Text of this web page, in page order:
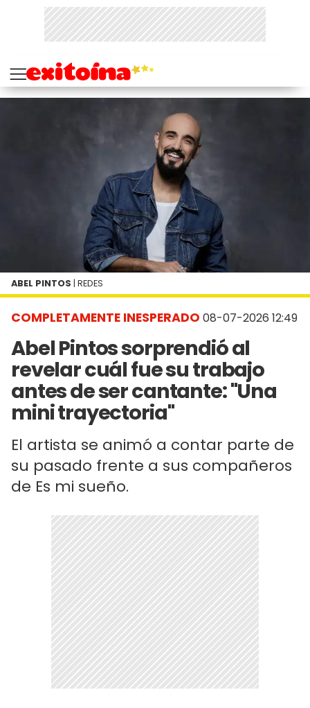
COMPLETAMENTE INESPERADO 08-07-2026 12:49
Abel Pintos sorprendió al
revelar cuál fue su trabajo
antes de ser cantante: "Una
mini trayectoria"
El artista se animó a contar parte de
su pasado frente a sus compañeros
de Es mi sueño.
ABEL PINTOS | REDES